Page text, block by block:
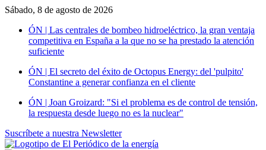
Sábado, 8 de agosto de 2026
ÓN | Las centrales de bombeo hidroeléctrico, la gran ventaja
competitiva en España a la que no se ha prestado la atención
suficiente
ÓN | El secreto del éxito de Octopus Energy: del 'pulpito'
Constantine a generar confianza en el cliente
ÓN | Joan Groizard: "Si el problema es de control de tensión,
la respuesta desde luego no es la nuclear"
Suscríbete a nuestra Newsletter